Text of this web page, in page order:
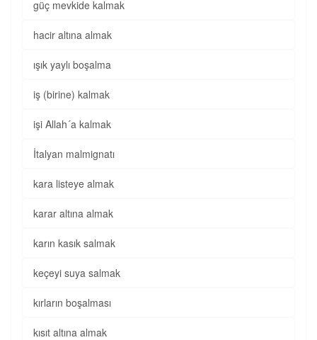
güç mevkide kalmak
hacir altına almak
ışık yaylı boşalma
iş (birine) kalmak
işi Allah´a kalmak
İtalyan malmignatı
kara listeye almak
karar altına almak
karın kasık salmak
keçeyi suya salmak
kırların boşalması
kısıt altına almak